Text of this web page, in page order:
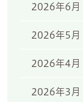
2026年6月
2026年5月
2026年4月
2026年3月